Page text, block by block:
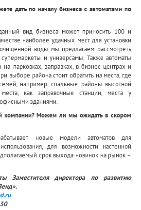
дать по началу бизнеса с автоматами по
вид бизнеса может приносить 100 и
наиболее удачных мест для установки
воды мы предлагаем рассмотреть
и универсамы. Также автоматы
на парковках, заправках, в бизнес-центрах и
выборе района стоит обратить на места, где
например, спальные районы высотной
как заправочные станции, места у
зданиями.
компании? Можем ли мы ожидать в скором
новые модели автоматов для
для возможности настенной
срок выхода новинок на рынок –
Заместителя директора по развитию